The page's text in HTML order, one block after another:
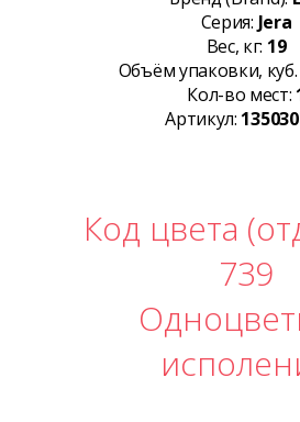
Серия: Jera
Вес, кг: 19
Объём упаковки,
Кол-во мест:
Артикул:
Код цвета
739